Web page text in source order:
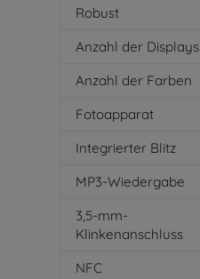
Robust
Anzahl der Displays
Anzahl der Farben
Fotoapparat
Integrierter Blitz
MP3-Wiedergabe
3,5-mm-
Klinkenanschluss
NFC